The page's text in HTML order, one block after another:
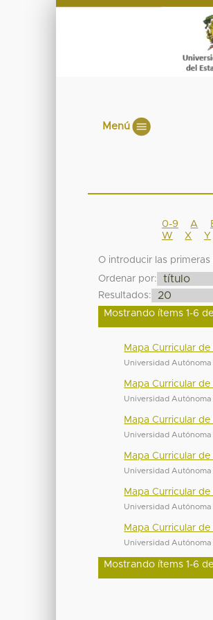
Menú
0-9 A
W
X Y
O introducir las primeras
Ordenar por:
Resultados:
Mostrando ítems 1-6
Mapa Curricular
Universidad Autónoma
Mapa Curricular
Universidad Autónoma
Mapa Curricular
Universidad Autónoma
Mapa Curricular
Universidad Autónoma
Mapa Curricular
Universidad Autónoma
Mapa Curricular
Universidad Autónoma
Mostrando ítems 1-6